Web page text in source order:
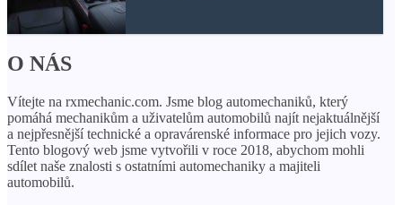
O NÁS
Vítejte na rxmechanic.com. Jsme blog automechaniků, který
pomáhá mechanikům a uživatelům automobilů najít nejaktuálnější
a nejpřesnější technické a opravárenské informace pro jejich vozy.
Tento blogový web jsme vytvořili v roce 2018, abychom mohli
sdílet naše znalosti s ostatními automechaniky a majiteli
automobilů.